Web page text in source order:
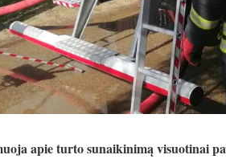
apie turto sunaikinimą visuotinai